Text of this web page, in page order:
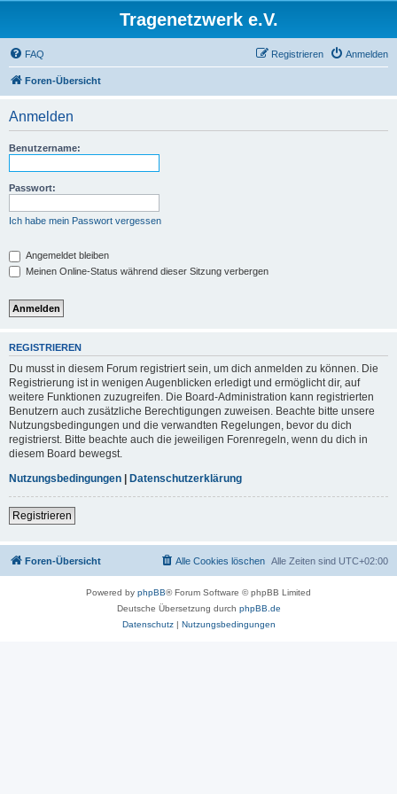
Tragenetzwerk e.V.
FAQ Anmelden
Registrieren
Foren-Übersicht
Anmelden
Benutzername:
Passwort:
Ich habe mein Passwort vergessen
Angemeldet bleiben
Meinen Online-Status während dieser Sitzung verbergen
REGISTRIEREN
Du musst in diesem Forum registriert sein, um dich anmelden zu können. Die
Registrierung ist in wenigen Augenblicken erledigt und ermöglicht dir, auf
weitere Funktionen zuzugreifen. Die Board-Administration kann registrierten
Benutzern auch zusätzliche Berechtigungen zuweisen. Beachte bitte unsere
Nutzungsbedingungen und die verwandten Regelungen, bevor du dich
registrierst. Bitte beachte auch die jeweiligen Forenregeln, wenn du dich in
diesem Board bewegst.
Nutzungsbedingungen | Datenschutzerklärung
Registrieren
Foren-Übersicht Alle Zeiten sind UTC+02:00
Alle Cookies löschen
Powered by phpBB® Forum Software © phpBB Limited
Deutsche Übersetzung durch phpBB.de
Datenschutz| Nutzungsbedingungen